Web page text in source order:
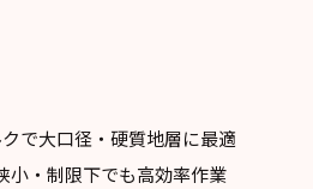
で大口径・硬質地層に最適
小・制限下でも高効率作業